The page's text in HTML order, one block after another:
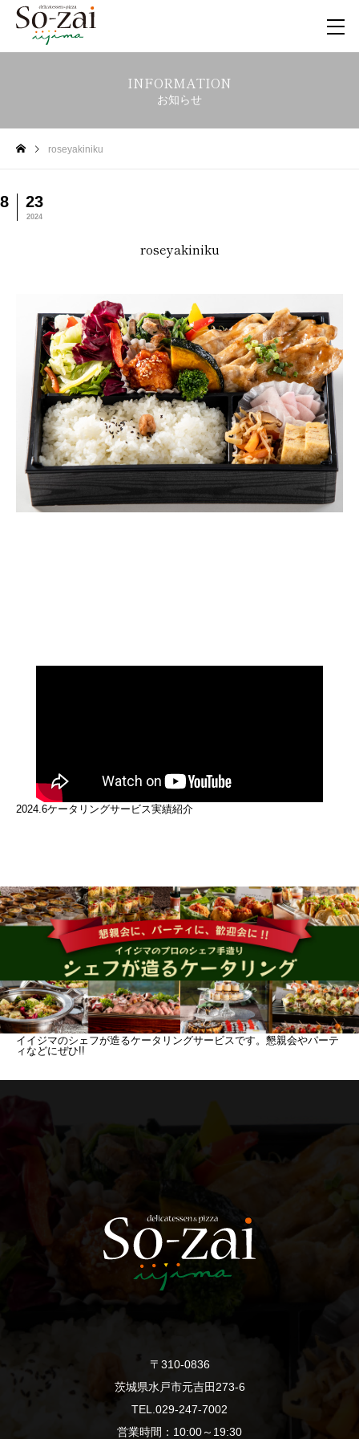
INFORMATION
お知らせ
roseyakiniku
8 23
2024
roseyakiniku
2024.6ケータリングサービス実績紹介
イイジマのシェフが造るケータリングサービスです。懇親会やパーテ
ィなどにぜひ!!
〒310-0836
茨城県水戸市元吉田273-6
TEL.029-247-7002
営業時間：10:00～19:30